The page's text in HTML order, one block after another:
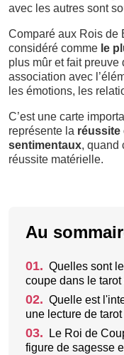
avec les autres sont
Comparé aux Rois de
considéré comme le
plus mûr et fait preuve
association avec
les émotions, les
C’est une carte
représente la réussite
sentimentaux, quand
réussite matérielle.
Au
01. Quelles sont
coupe dans le
02. Quelle est
une lecture de tarot
03.
Le Roi de
figure de sagesse